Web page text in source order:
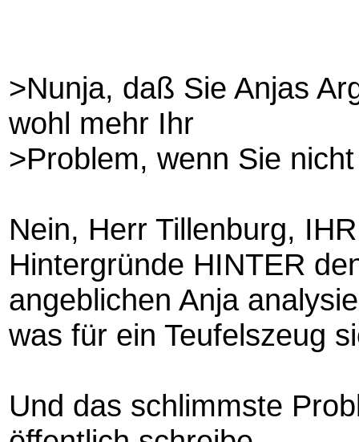
>Nunja, daß Sie Anjas
wohl mehr Ihr
>Problem, wenn Sie
Nein, Herr Tillenburg,
Hintergründe HINTER
angeblichen Anja
was für ein Teufelszeug
Und das schlimmste